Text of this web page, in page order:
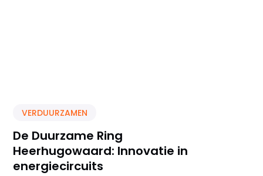
VERDUURZAMEN
De Duurzame Ring
Heerhugowaard: Innovatie in
energiecircuits